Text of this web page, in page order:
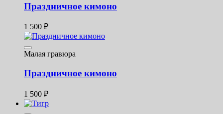
Праздничное кимоно
1 500 ₽
Малая гравюра
Праздничное кимоно
1 500 ₽